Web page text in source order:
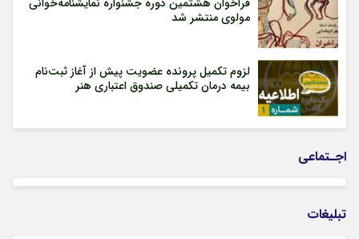
مولوی منتشر شد
لزوم تکمیل پرونده عضویت پیش از آغاز ثبت‌نام
بیمه درمان تکمیلی صندوق اعتباری هنر
اجـتماعی
تبلیغات